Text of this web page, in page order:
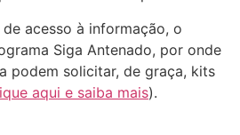
acesso à informação, o
Siga Antenado, por onde
podem solicitar, de graça, kits
aqui e saiba mais).